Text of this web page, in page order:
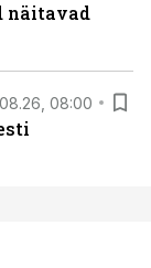
näitavad
08:00